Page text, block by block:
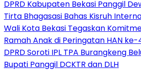
DPRD Kabupaten Bekasi Panggil
Tirta Bhagasasi Bahas Kisruh
Wali Kota Bekasi Tegaskan
Ramah Anak di Peringatan HAN ke-
DPRD Soroti IPL TPA Burangkeng
Bupati Panggil DCKTR dan DLH